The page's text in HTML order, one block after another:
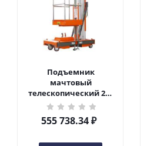
Подъемник
мачтовый
телескопический 200
кг 6 м TOR GTWY6-200S
DC 2-мачтовый
(автономный) (G) в
555 738.34₽